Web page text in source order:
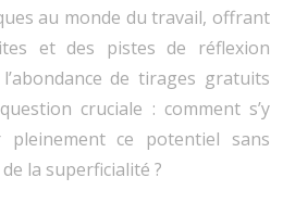
au monde du travail, offrant
et des pistes de réflexion
de tirages gratuits
cruciale : comment s’y
ce potentiel sans
la superficialité ?